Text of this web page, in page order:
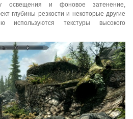
освещения и фоновое затенение,
глубины резкости и некоторые другие
используются текстуры высокого